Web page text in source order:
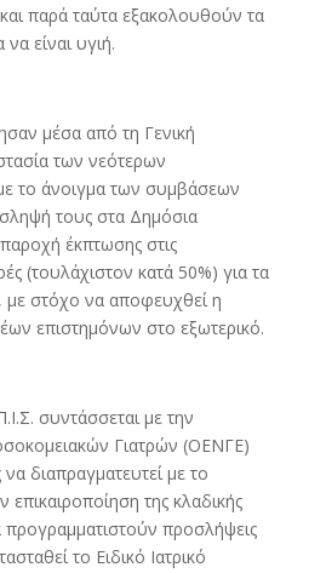
παρά ταύτα εξακολουθούν τα
είναι υγιή.
μέσα από τη Γενική
των νεότερων
το άνοιγμα των συμβάσεων
τους στα Δημόσια
έκπτωσης στις
(τουλάχιστον κατά 50%) για τα
με στόχο να αποφευχθεί η
επιστημόνων στο εξωτερικό.
συντάσσεται με την
Γιατρών (ΟΕΝΓΕ)
διαπραγματευτεί με το
επικαιροποίηση της κλαδικής
προσλήψεις
το Ειδικό Ιατρικό